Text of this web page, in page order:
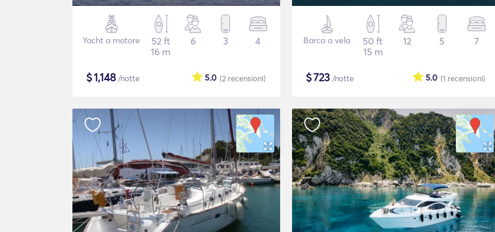
Yacht a motore
52 ft
16 m
6 3 4
$1,148/notte (2 recensioni)
5.0
Barca a vela
50 ft
15 m
12 5 7
$723 /notte (1 recensioni)
5.0